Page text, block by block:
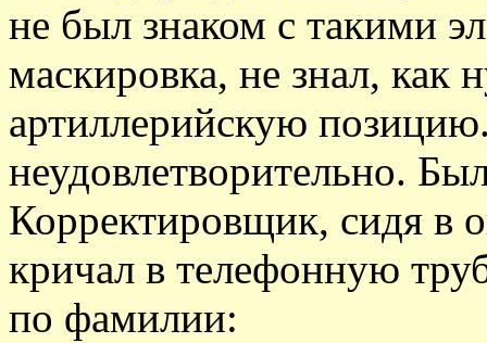
не был знаком с такими
маскировка, не знал, как
артиллерийскую
неудовлетворительно.
Корректировщик, сидя в
кричал в телефонную
по фамилии: